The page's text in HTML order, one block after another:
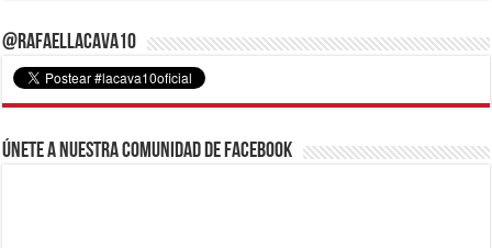
@RafaelLacava10
Únete a nuestra comunidad de Facebook